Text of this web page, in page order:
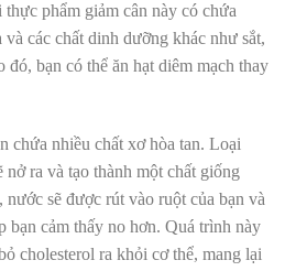
phẩm giảm cân này có chứa
các chất dinh dưỡng khác như sắt,
bạn có thể ăn hạt diêm mạch thay
chứa nhiều chất xơ hòa tan. Loại
ra và tạo thành một chất giống
sẽ được rút vào ruột của bạn và
bạn cảm thấy no hơn. Quá trình này
cholesterol ra khỏi cơ thể, mang lại